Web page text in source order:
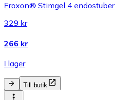
Eroxon® Stimgel 4 endostuber
329 kr
266 kr
I lager
Till butik